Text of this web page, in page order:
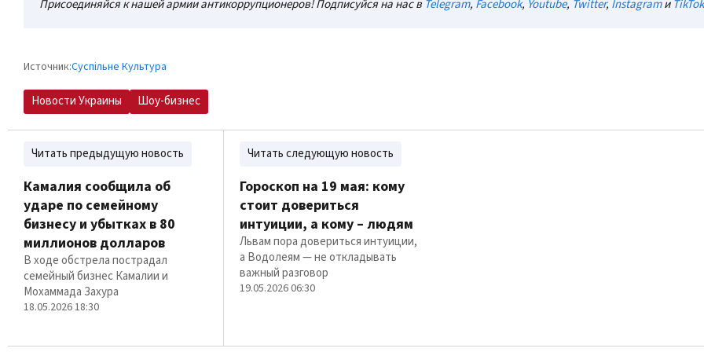
Присоединяйся к нашей армии антикоррупционеров! Подписуйся на нас в Telegram, Facebook, Youtube, Twitter, InstagramиTikTok
Источник:Суспільне Культура
Новости Украины Шоу-бизнес
Читать предыдущую новость
Камалия сообщила об
ударе по семейному
бизнесу и убытках в 80
миллионов долларов
В ходе обстрела пострадал
семейный бизнес Камалии и
Мохаммада Захура
18.05.2026 18:30
Читать следующую новость
Гороскоп на 19 мая: кому
стоит довериться
интуиции, а кому – людям
Львам пора довериться интуиции,
а Водолеям — не откладывать
важный разговор
19.05.2026 06:30